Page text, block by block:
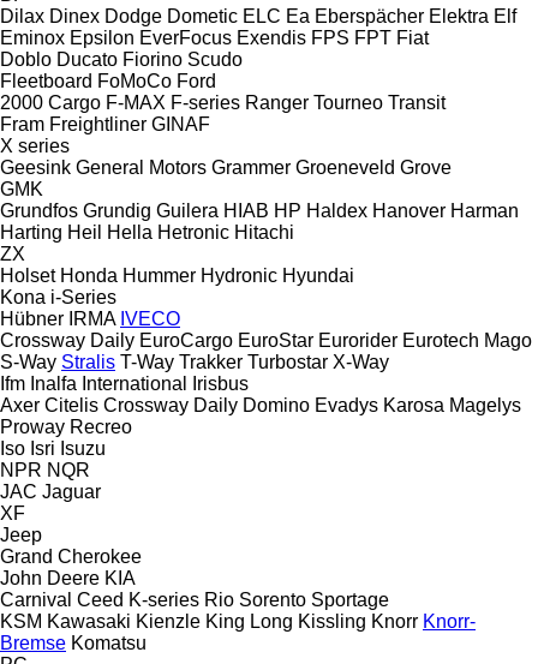
Dilax Dinex Dodge Dometic ELC Ea Eberspächer Elektra Elf
Eminox Epsilon EverFocus Exendis FPS FPT Fiat
Doblo Ducato Fiorino Scudo
Fleetboard FoMoCo Ford
2000 Cargo F-MAX F-series Ranger Tourneo Transit
Fram Freightliner GINAF
X series
Geesink General Motors Grammer Groeneveld Grove
GMK
Grundfos Grundig Guilera HIAB HP Haldex Hanover Harman
Harting Heil Hella Hetronic Hitachi
ZX
Holset Honda Hummer Hydronic Hyundai
Kona i-Series
Hübner IRMA IVECO
Crossway Daily EuroCargo EuroStar Eurorider Eurotech Mago
S-Way Stralis T-Way Trakker Turbostar X-Way
Ifm Inalfa International
Irisbus
Axer Citelis Crossway Daily Domino Evadys Karosa Magelys
Proway Recreo
Iso Isri Isuzu
NPR NQR
JAC Jaguar
XF
Jeep
Grand Cherokee
John Deere KIA
Carnival Ceed K-series Rio Sorento Sportage
KSM Kawasaki Kienzle King Long Kissling Knorr Knorr-
Bremse Komatsu